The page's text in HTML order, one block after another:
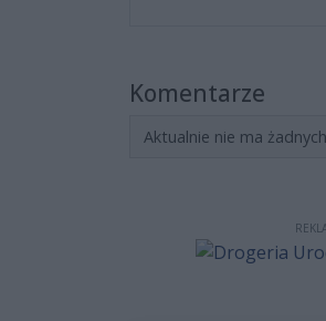
Komentarze
Aktualnie nie ma